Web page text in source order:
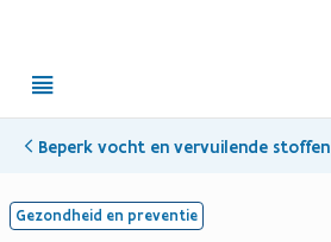
menu
Beperk vocht en vervuilende stoffen
Gezondheid en preventie